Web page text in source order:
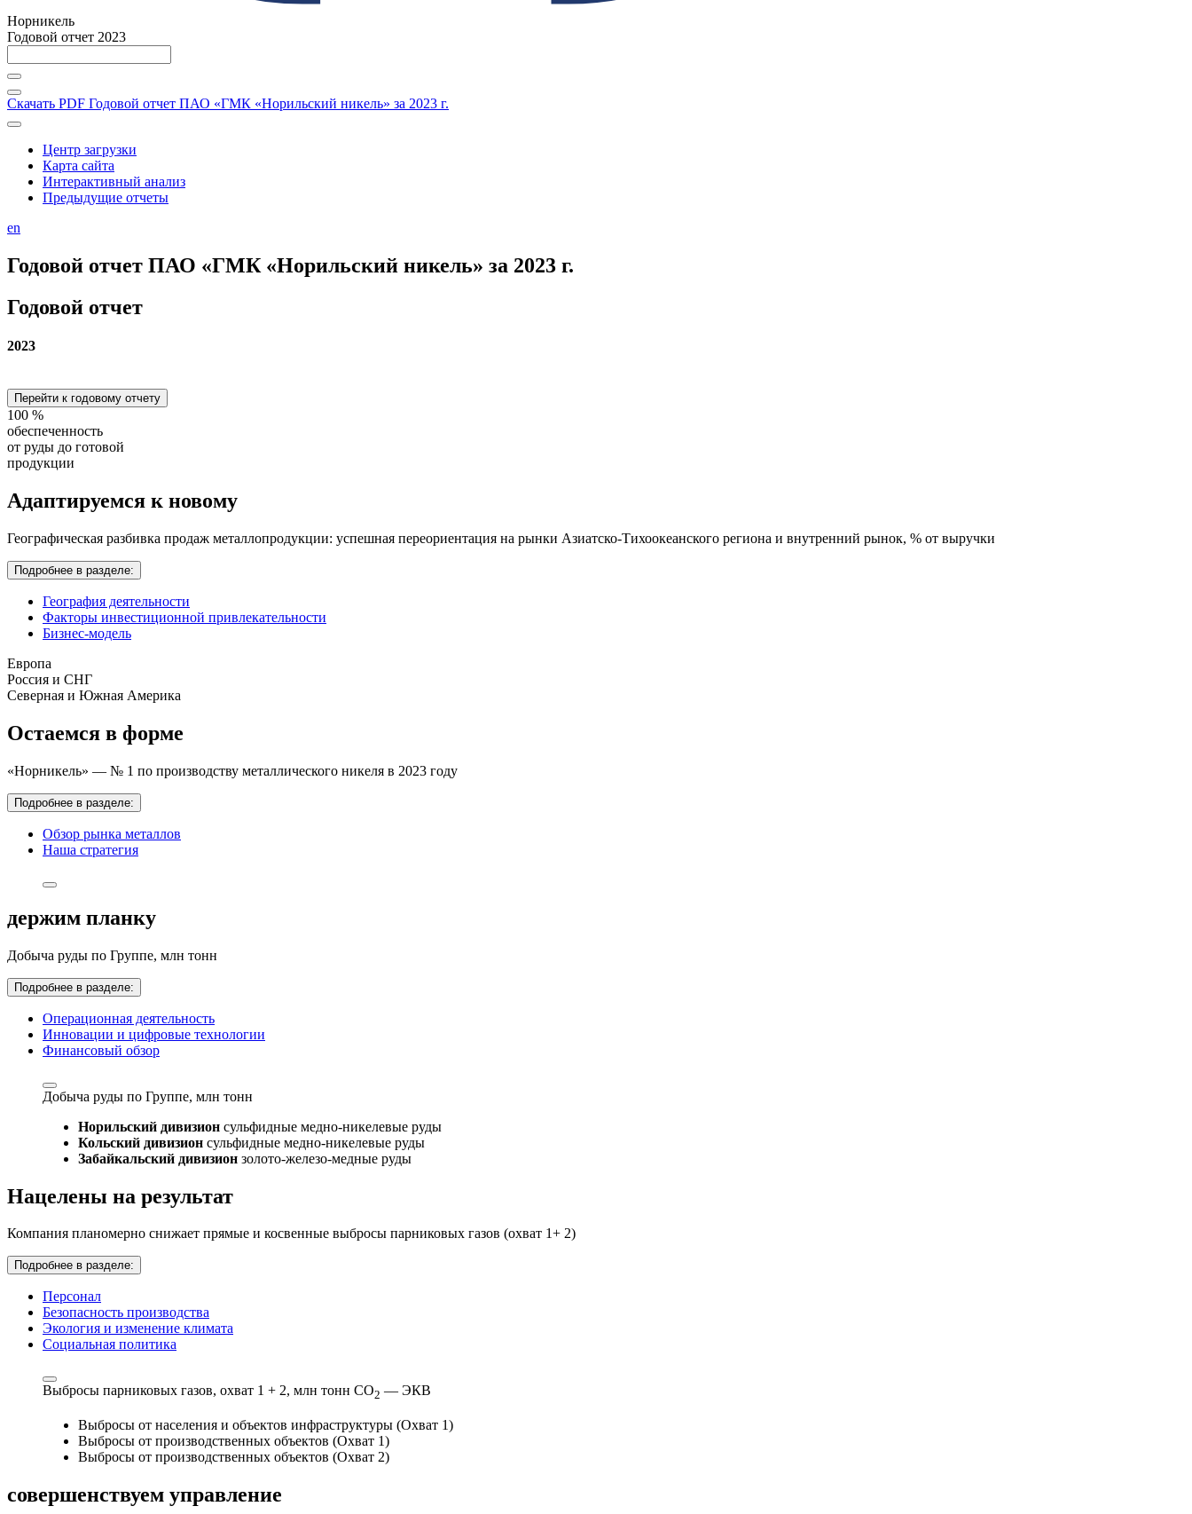
Норникель
Годовой отчет 2023
Скачать PDF Годовой отчет ПАО «ГМК «Норильский никель» за 2023 г.
Центр загрузки
Карта сайта
Интерактивный анализ
Предыдущие отчеты
en
Годовой отчет ПАО «ГМК «Норильский никель» за 2023 г.
Годовой отчет
2023
Перейти к годовому отчету
100 %
обеспеченность
от руды до готовой
продукции
Адаптируемся к новому
Географическая разбивка продаж металлопродукции: успешная переориентация на рынки Азиатско-Тихоокеанского региона и внутренний рынок, % от выручки
Подробнее в разделе:
География деятельности
Факторы инвестиционной привлекательности
Бизнес-модель
Европа
Россия и СНГ
Северная и Южная Америка
Остаемся в форме
«Норникель» — № 1 по производству металлического никеля в 2023 году
Подробнее в разделе:
Обзор рынка металлов
Наша стратегия
держим планку
Добыча руды по Группе, млн тонн
Подробнее в разделе:
Операционная деятельность
Инновации и цифровые технологии
Финансовый обзор
Добыча руды по Группе, млн тонн
Норильский дивизион сульфидные медно-никелевые руды
Кольский дивизион сульфидные медно-никелевые руды
Забайкальский дивизион золото-железо-медные руды
Нацелены на результат
Компания планомерно снижает прямые и косвенные выбросы парниковых газов (охват 1+ 2)
Подробнее в разделе:
Персонал
Безопасность производства
Экология и изменение климата
Социальная политика
Выбросы парниковых газов, охват 1 + 2, млн тонн СО2 — ЭКВ
Выбросы от населения и объектов инфраструктуры (Охват 1)
Выбросы от производственных объектов (Охват 1)
Выбросы от производственных объектов (Охват 2)
совершенствуем управление